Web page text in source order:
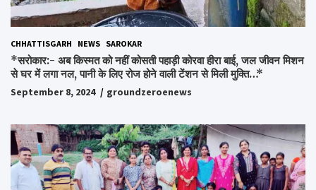
CHHATTISGARH NEWS SAROKAR
*सरोकार:- अब किस्मत को नहीं कोसती पहाड़ी कोरवा हीरा बाई, जल जीवन मिशन
से घर में लगा नल, पानी के लिए रोज होने वाली टेंशन से मिली मुक्ति…*
September 8, 2024 groundzeroenews